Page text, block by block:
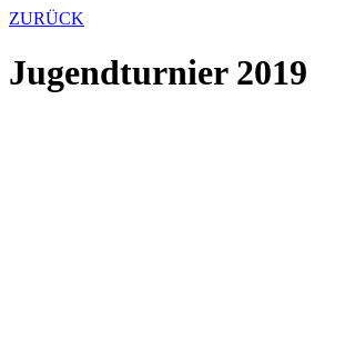
ZURÜCK
Jugendturnier 2019